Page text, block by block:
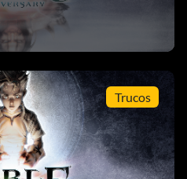
Trucos